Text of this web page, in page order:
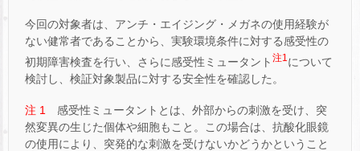
今回の対象者は、アンチ・エイジング・メガネの使用経験が
ない健常者であることから、実験環境条件に対する感受性の
初期障害検査を行い、さらに感受性ミュータント 注1について
検討し、検証対象製品に対する安全性を確認した。
注 1
感受性ミュータントとは、外部からの刺激を受け、突
然変異の生じた個体や細胞もこと。この場合は、抗酸化眼鏡
の使用により、突発的な刺激を受けないかどうかということ